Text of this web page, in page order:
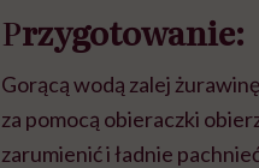
Przygotowanie:
Gorącą wodą zalej
za pomocą obieraczki
zarumienić i ładnie